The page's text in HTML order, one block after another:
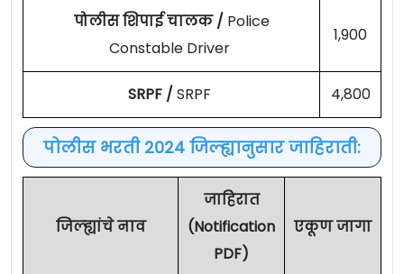
पोलीस शिपाई चालक / Police
Constable Driver
1,900
SRPF / SRPF 4,800
पोलीस भरती 2024 जिल्ह्यानुसार जाहिराती:
जिल्ह्यांचे नाव
जाहिरात
(Notification
PDF)
एकूण जागा